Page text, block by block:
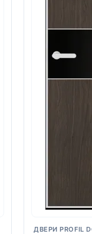
ДВЕРИ PROFIL